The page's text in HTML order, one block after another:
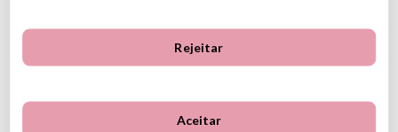
Bateria recarregável de 400 mAh/3,7V
Duração da bateria de 6,5 horas a 13 horas
Tempo de carregamento: 2 horas
Potência: 0,6 W
A cor da luz pode ser alterada
Rejeitar
Aceitar